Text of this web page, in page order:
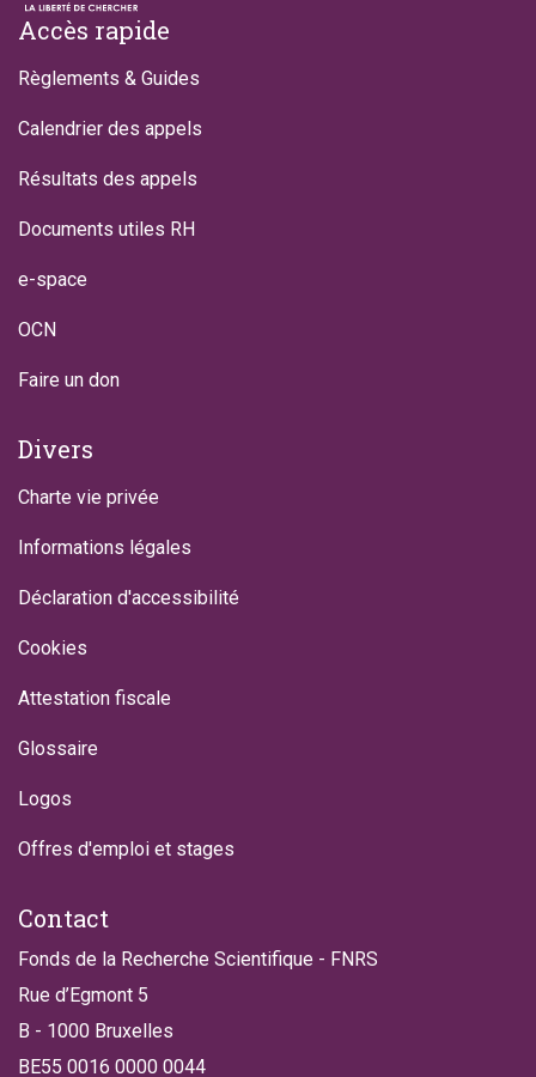
Footer
Accès rapide
Règlements & Guides
Calendrier des appels
Résultats des appels
Documents utiles RH
e-space
OCN
Faire un don
Divers
Charte vie privée
Informations légales
Déclaration d'accessibilité
Cookies
Attestation fiscale
Glossaire
Logos
Offres d'emploi et stages
Contact
Fonds de la Recherche Scientifique - FNRS
Rue d’Egmont 5
B - 1000 Bruxelles
BE55 0016 0000 0044